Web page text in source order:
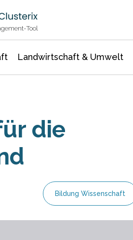
Tool
Landwirtschaft & Umwelt
die
Bildung Wissenschaft